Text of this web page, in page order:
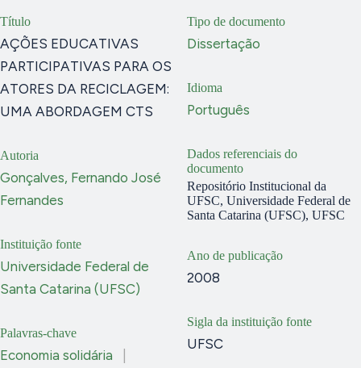
Título
AÇÕES EDUCATIVAS
PARTICIPATIVAS PARA OS
ATORES DA RECICLAGEM:
UMA ABORDAGEM CTS
Autoria
Gonçalves, Fernando José
Fernandes
Instituição fonte
Universidade Federal de
Santa Catarina (UFSC)
Palavras-chave
Economia solidária
Tipo de documento
Dissertação
Idioma
Português
Dados referenciais do
documento
Repositório Institucional da
UFSC, Universidade Federal de
Santa Catarina (UFSC), UFSC
Ano de publicação
2008
Sigla da instituição fonte
UFSC